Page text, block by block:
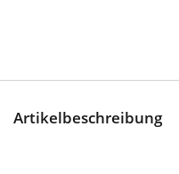
Artikelbeschreibung